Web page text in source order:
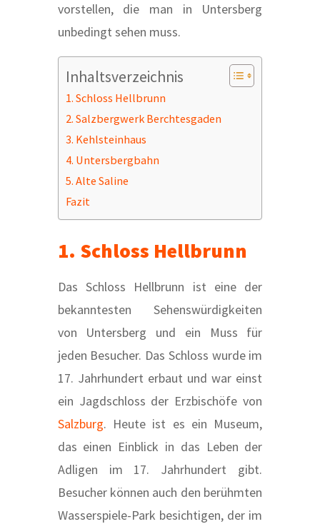
vorstellen, die man in Untersberg
unbedingt sehen muss.
Inhaltsverzeichnis
1. Schloss Hellbrunn
2. Salzbergwerk Berchtesgaden
3. Kehlsteinhaus
4. Untersbergbahn
5. Alte Saline
Fazit
1. Schloss Hellbrunn
Das Schloss Hellbrunn ist eine der
bekanntesten Sehenswürdigkeiten
von Untersberg und ein Muss für
jeden Besucher. Das Schloss wurde im
17. Jahrhundert erbaut und war einst
ein Jagdschloss der Erzbischöfe von
Salzburg. Heute ist es ein Museum,
das einen Einblick in das Leben der
Adligen im 17. Jahrhundert gibt.
Besucher können auch den berühmten
Wasserspiele-Park besichtigen, der im